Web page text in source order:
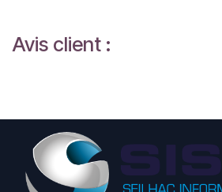
Avis client :